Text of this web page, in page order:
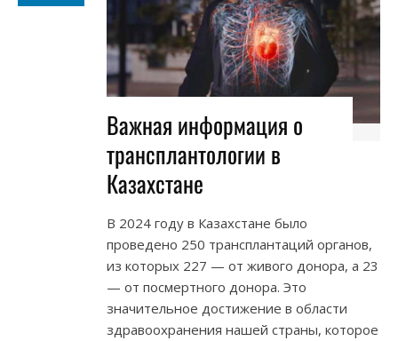
Важная информация о
трансплантологии в
Казахстане
В 2024 году в Казахстане было
проведено 250 трансплантаций органов,
из которых 227 — от живого донора, а 23
— от посмертного донора. Это
значительное достижение в области
здравоохранения нашей страны, которое